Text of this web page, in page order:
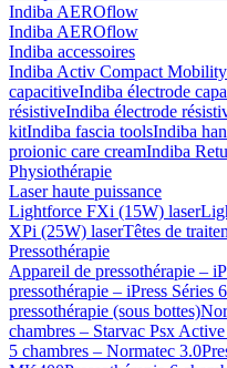
Indiba AEROflow
Indiba AEROflow
Indiba accessoires
Indiba Activ Compact
capacitiveIndiba électrode
résistiveIndiba électrode
kitIndiba fascia toolsIndiba
proionic care creamIndiba
Physiothérapie
Laser haute puissance
Lightforce FXi (15W) laser
XPi (25W) laserTêtes de
Pressothérapie
Appareil de pressothérapie –
pressothérapie – iPress Séries
pressothérapie (sous bottes)
chambres – Starvac Psx
5 chambres – Normatec 3.0